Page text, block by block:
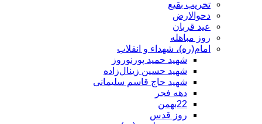
تخریب بقیع
دحوالارض
عید قربان
روز مباهله
امام(ره)، شهداء و انقلاب
شهید حمید پورنوروز
شهید حسین زینال‌زاده
شهید حاج قاسم سلیمانی
دهه فجر
22بهمن
روز قدس